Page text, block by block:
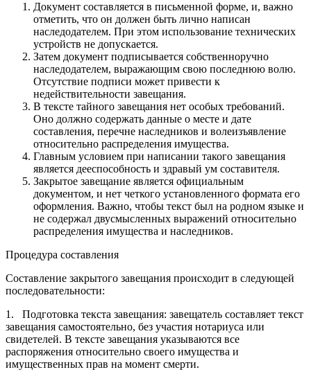
Документ составляется в письменной форме, и, важно
отметить, что он должен быть лично написан
наследодателем. При этом использование технических
устройств не допускается.
Затем документ подписывается собственноручно
наследодателем, выражающим свою последнюю волю.
Отсутствие подписи может привести к
недействительности завещания.
В тексте тайного завещания нет особых требований.
Оно должно содержать данные о месте и дате
составления, перечне наследников и волеизъявление
относительно распределения имущества.
Главным условием при написании такого завещания
является дееспособность и здравый ум составителя.
Закрытое завещание является официальным
документом, и нет четкого установленного формата его
оформления. Важно, чтобы текст был на родном языке и
не содержал двусмысленных выражений относительно
распределения имущества и наследников.
Процедура составления
Составление закрытого завещания происходит в следующей
последовательности:
1. Подготовка текста завещания: завещатель составляет текст
завещания самостоятельно, без участия нотариуса или
свидетелей. В тексте завещания указываются все
распоряжения относительно своего имущества и
имущественных прав на момент смерти.